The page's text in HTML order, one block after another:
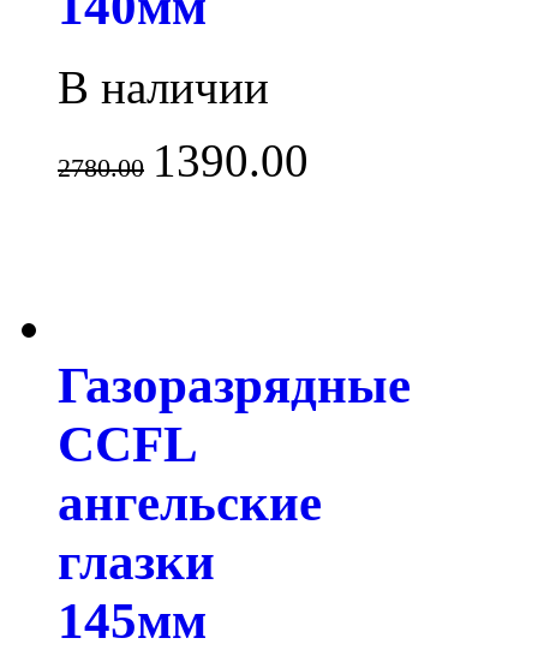
В наличии
2780.00 1390.00
Газоразрядные
CCFL
ангельские
глазки
145мм